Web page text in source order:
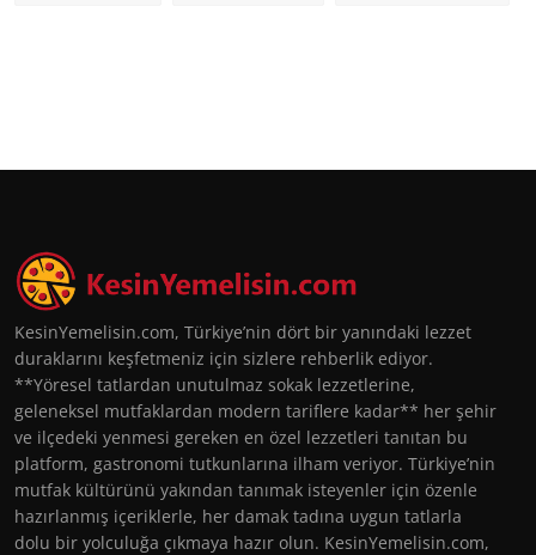
KesinYemelisin.com, Türkiye’nin dört bir yanındaki lezzet
duraklarını keşfetmeniz için sizlere rehberlik ediyor.
**Yöresel tatlardan unutulmaz sokak lezzetlerine,
geleneksel mutfaklardan modern tariflere kadar** her şehir
ve ilçedeki yenmesi gereken en özel lezzetleri tanıtan bu
platform, gastronomi tutkunlarına ilham veriyor. Türkiye’nin
mutfak kültürünü yakından tanımak isteyenler için özenle
hazırlanmış içeriklerle, her damak tadına uygun tatlarla
dolu bir yolculuğa çıkmaya hazır olun. KesinYemelisin.com,